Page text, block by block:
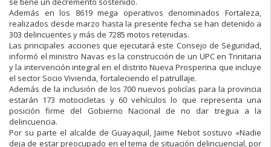
Además en los 8619 mega operativos denominados Fortaleza,
realizados desde marzo hasta la presente fecha se han detenido a
303 delincuentes y más de 7285 motos retenidas.
Las principales acciones que ejecutará este Consejo de Seguridad,
informó el ministro Navas es la construcción de un UPC en Trinitaria
y la intervención integral en el distrito Nueva Prosperina que incluye
el sector Socio Vivienda, fortaleciendo el patrullaje.
Además de la inclusión de los 700 nuevos policías para la provincia
estarán 173 motocicletas y 60 vehículos lo que representa una
posición firme del Gobierno Nacional de no dar tregua a la
delincuencia.
Por su parte el alcalde de Guayaquil, Jaime Nebot sostuvo «Nadie
deja de estar preocupado en el tema de situación delincuencial, por